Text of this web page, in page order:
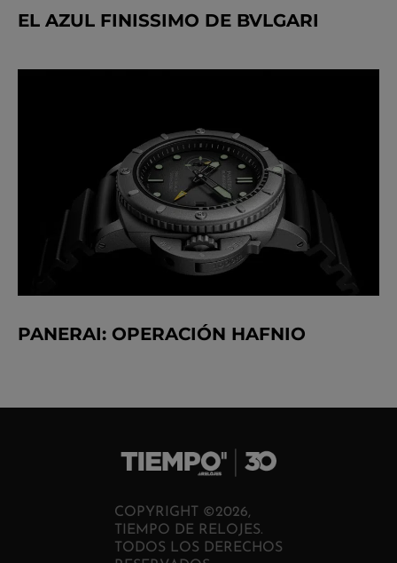
EL AZUL FINISSIMO DE BVLGARI
PANERAI: OPERACIÓN HAFNIO
COPYRIGHT ©2026,
TIEMPO DE RELOJES.
TODOS LOS DERECHOS